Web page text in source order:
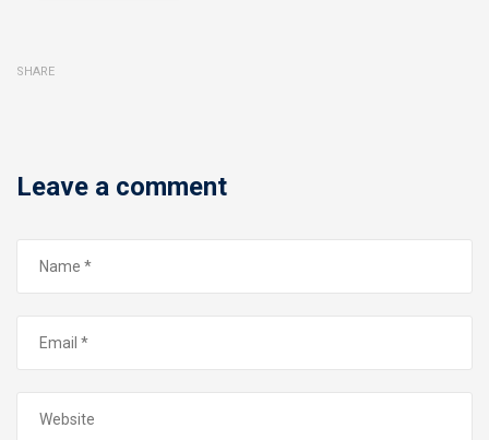
SHARE
Leave a comment